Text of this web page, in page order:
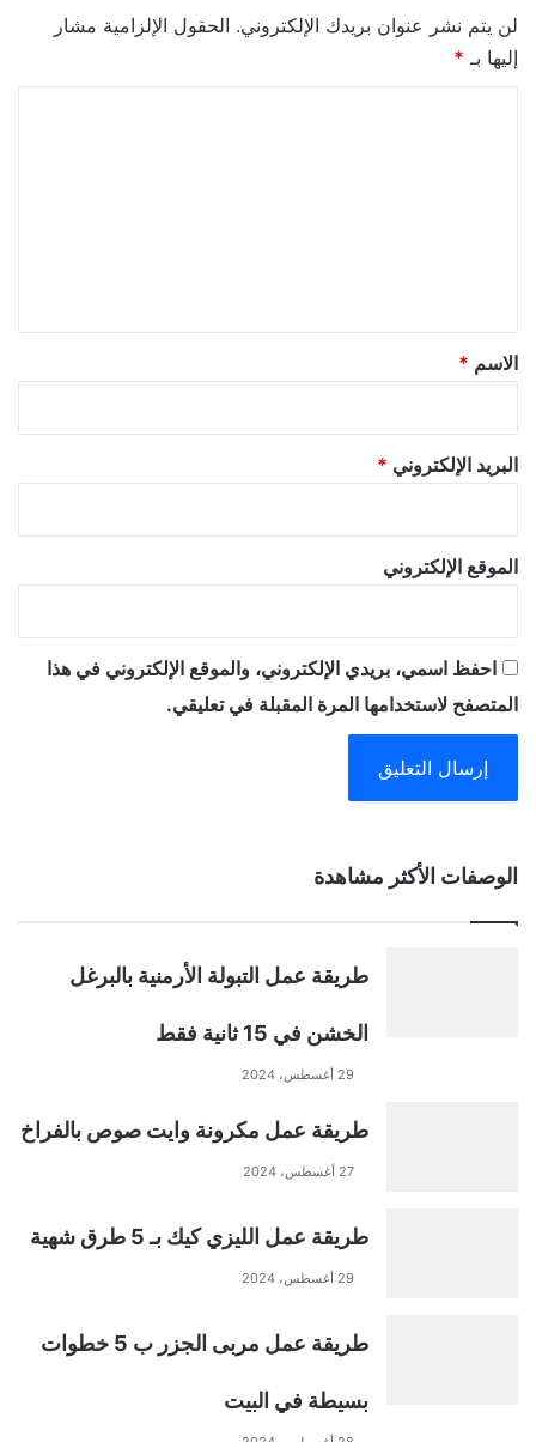
لن يتم نشر عنوان بريدك الإلكتروني. الحقول الإلزامية مشار
إليها بـ *
*
الاسم *
البريد الإلكتروني *
الموقع الإلكتروني
احفظ اسمي، بريدي الإلكتروني، والموقع الإلكتروني في هذا
المتصفح لاستخدامها المرة المقبلة في تعليقي.
lالوصفات الأكثر مشاهدة
طريقة عمل التبولة الأرمنية بالبرغل
الخشن في 15 ثانية فقط
29 أغسطس، 2024
طريقة عمل مكرونة وايت صوص بالفراخ
27 أغسطس، 2024
طريقة عمل الليزي كيك بـ 5 طرق شهية
29 أغسطس، 2024
طريقة عمل مربى الجزر ب 5 خطوات
بسيطة في البيت